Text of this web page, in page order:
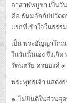
อาสาฬหบูชา เป็นวั
คือ ธัมมจักกัปปวัต
แรกที่เข้าใจในธรร
เป็น พระอัญญาโก
ในวันนั้นเอง จึงเกิ
รัตนตรัย ครบองค์ ๓
พระพุทธเจ้า แสดง
๑. ไม่ยินดีในส่วนสุ